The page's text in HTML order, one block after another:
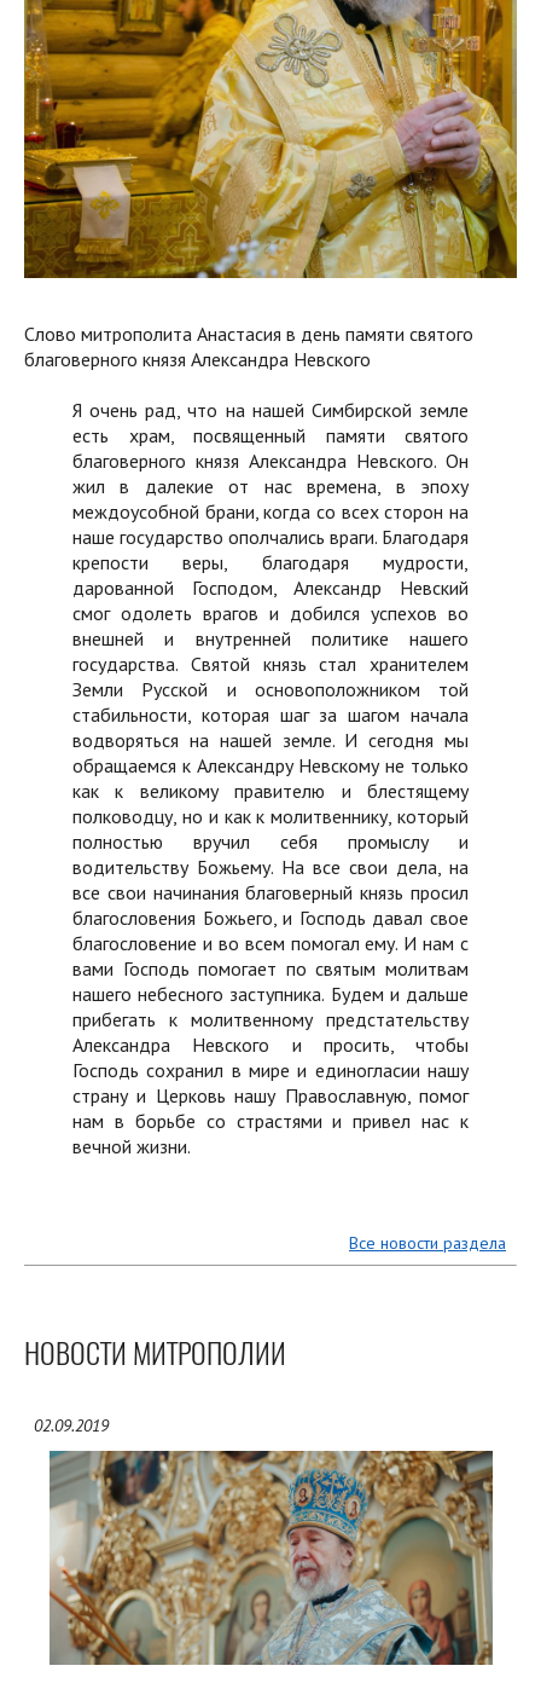
Слово митрополита Анастасия в день памяти святого
благоверного князя Александра Невского
Я очень рад, что на нашей Симбирской земле
есть храм, посвященный памяти святого
благоверного князя Александра Невского. Он
жил в далекие от нас времена, в эпоху
междоусобной брани, когда со всех сторон на
наше государство ополчались враги. Благодаря
крепости веры, благодаря мудрости,
дарованной Господом, Александр Невский
смог одолеть врагов и добился успехов во
внешней и внутренней политике нашего
государства. Святой князь стал хранителем
Земли Русской и основоположником той
стабильности, которая шаг за шагом начала
водворяться на нашей земле. И сегодня мы
обращаемся к Александру Невскому не только
как к великому правителю и блестящему
полководцу, но и как к молитвеннику, который
полностью вручил себя промыслу и
водительству Божьему. На все свои дела, на
все свои начинания благоверный князь просил
благословения Божьего, и Господь давал свое
благословение и во всем помогал ему. И нам с
вами Господь помогает по святым молитвам
нашего небесного заступника. Будем и дальше
прибегать к молитвенному предстательству
Александра Невского и просить, чтобы
Господь сохранил в мире и единогласии нашу
страну и Церковь нашу Православную, помог
нам в борьбе со страстями и привел нас к
вечной жизни.
Все новости раздела
НОВОСТИ МИТРОПОЛИИ
02.09.2019